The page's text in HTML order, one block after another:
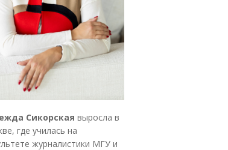
Сикорская выросла в
где училась на
журналистики МГУ и